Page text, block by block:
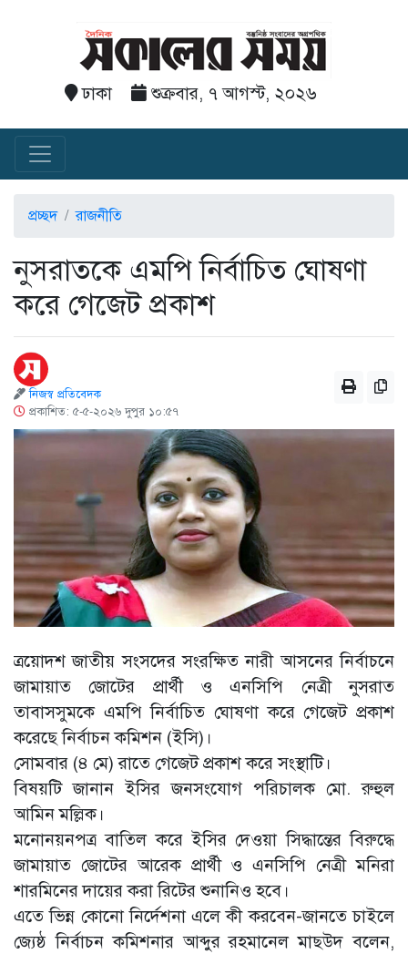
ঢাকা শুক্রবার, ৭ আগস্ট, ২০২৬
প্রচ্ছদ রাজনীতি
নুসরাতকে এমপি নির্বাচিত ঘোষণা
করে গেজেট প্রকাশ
নিজস্ব প্রতিবেদক
প্রকাশিত: ৫-৫-২০২৬ দুপুর ১০:৫৭
ত্রয়োদশ জাতীয় সংসদের সংরক্ষিত নারী আসনের নির্বাচনে
জামায়াত জোটের প্রার্থী ও এনসিপি নেত্রী নুসরাত
তাবাসসুমকে এমপি নির্বাচিত ঘোষণা করে গেজেট প্রকাশ
করেছে নির্বাচন কমিশন (ইসি)।
সোমবার (৪ মে) রাতে গেজেট প্রকাশ করে সংস্থাটি।
বিষয়টি জানান ইসির জনসংযোগ পরিচালক মো. রুহুল
আমিন মল্লিক।
মনোনয়নপত্র বাতিল করে ইসির দেওয়া সিদ্ধান্তের বিরুদ্ধে
জামায়াত জোটের আরেক প্রার্থী ও এনসিপি নেত্রী মনিরা
শারমিনের দায়ের করা রিটের শুনানিও হবে।
এতে ভিন্ন কোনো নির্দেশনা এলে কী করবেন-জানতে চাইলে
জ্যেষ্ঠ নির্বাচন কমিশনার আব্দুর রহমানেল মাছউদ বলেন,